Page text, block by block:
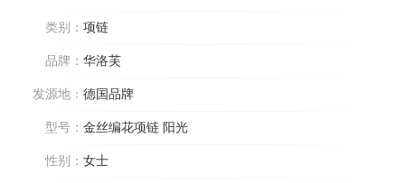
类别： 项链
品牌： 华洛芙
发源地： 德国品牌
型号： 金丝编花项链 阳光
性别： 女士